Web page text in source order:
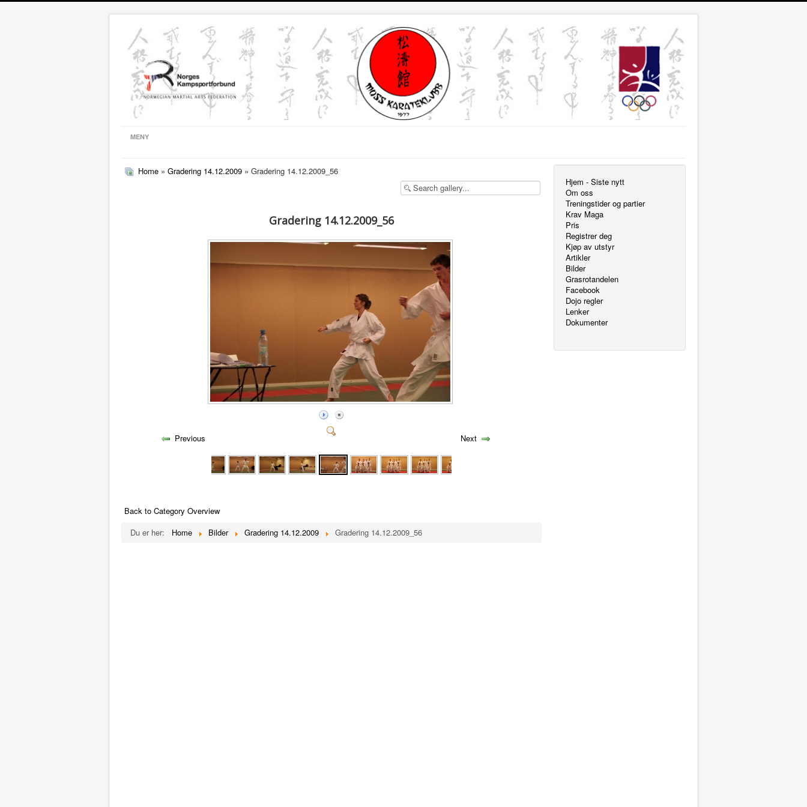
MENY
Home » Gradering 14.12.2009 » Gradering 14.12.2009_56
Gradering 14.12.2009_56
Previous Next
Back to Category Overview
Du er her:
Home Bilder Gradering 14.12.2009 Gradering 14.12.2009_56
Hjem - Siste nytt
Om oss
Treningstider og partier
Krav Maga
Pris
Registrer deg
Kjøp av utstyr
Artikler
Bilder
Grasrotandelen
Facebook
Dojo regler
Lenker
Dokumenter